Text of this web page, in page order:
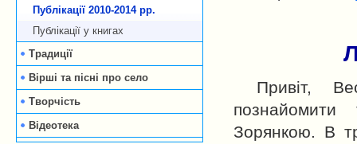
Публікації 2010-2014 рp.
Публікації у книгах
Традиції
Вірші та пісні про село
Творчість
Відеотека
Привіт,
Зорянкою. В